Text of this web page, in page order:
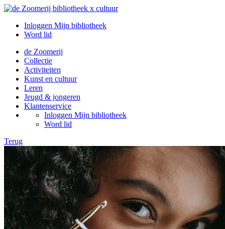
Inloggen Mijn bibliotheek
Word lid
de Zoomerij
Collectie
Activiteiten
Kunst en cultuur
Leren
Jeugd & jongeren
Klantenservice
Inloggen Mijn bibliotheek
Word lid
Terug